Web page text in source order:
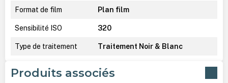
Format de film Plan film
Sensibilité ISO 320
Type de traitement Traitement Noir & Blanc
Produits associés